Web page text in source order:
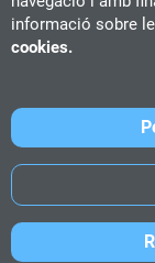
informació sobre
cookies.
C/ de la
©Fundació